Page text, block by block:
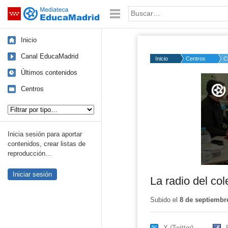
Saltar navegación Palabra o frase:
Inicio
Canal EducaMadrid
Últimos contenidos
Centros
Inicia sesión para aportar
contenidos, crear listas de
reproducción...
Iniciar sesión
Inicio Centros
Volume
50%
La radio del
Subido el 8 de